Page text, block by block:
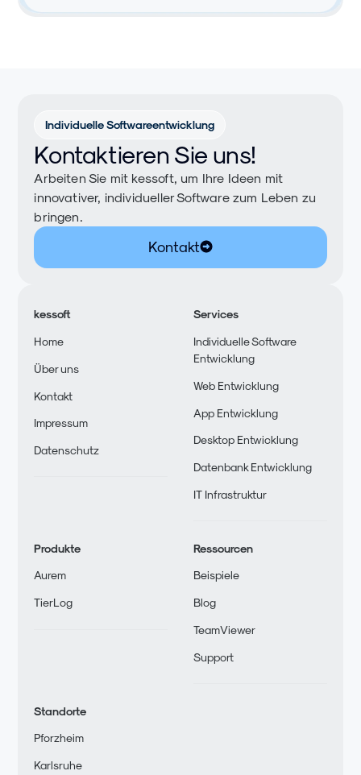
Individuelle Softwareentwicklung
Kontaktieren Sie uns!
Arbeiten Sie mit kessoft, um Ihre Ideen mit
innovativer, individueller Software zum Leben zu
bringen.
Kontakt
kessoft
Home
Über uns
Kontakt
Impressum
Datenschutz
Services
Individuelle Software
Entwicklung
Web Entwicklung
App Entwicklung
Desktop Entwicklung
Datenbank Entwicklung
IT Infrastruktur
Produkte
Aurem
TierLog
Ressourcen
Beispiele
Blog
TeamViewer
Support
Standorte
Pforzheim
Karlsruhe